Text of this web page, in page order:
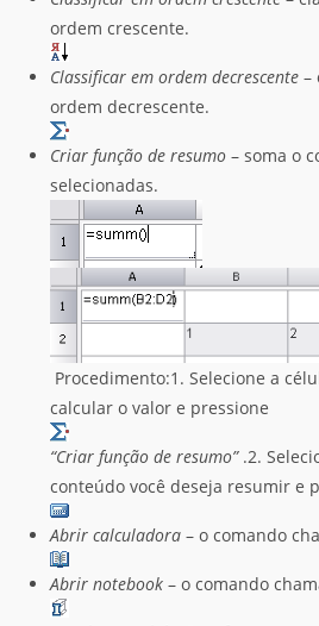
ordem crescente.
Classificar em ordem decrescente –
ordem decrescente.
Criar função de resumo – soma o
selecionadas.
Procedimento:1. Selecione a
calcular o valor e pressione
“Criar função de resumo”.2.
conteúdo você deseja resumir e
Abrir calculadora – o comando
Abrir notebook – o comando